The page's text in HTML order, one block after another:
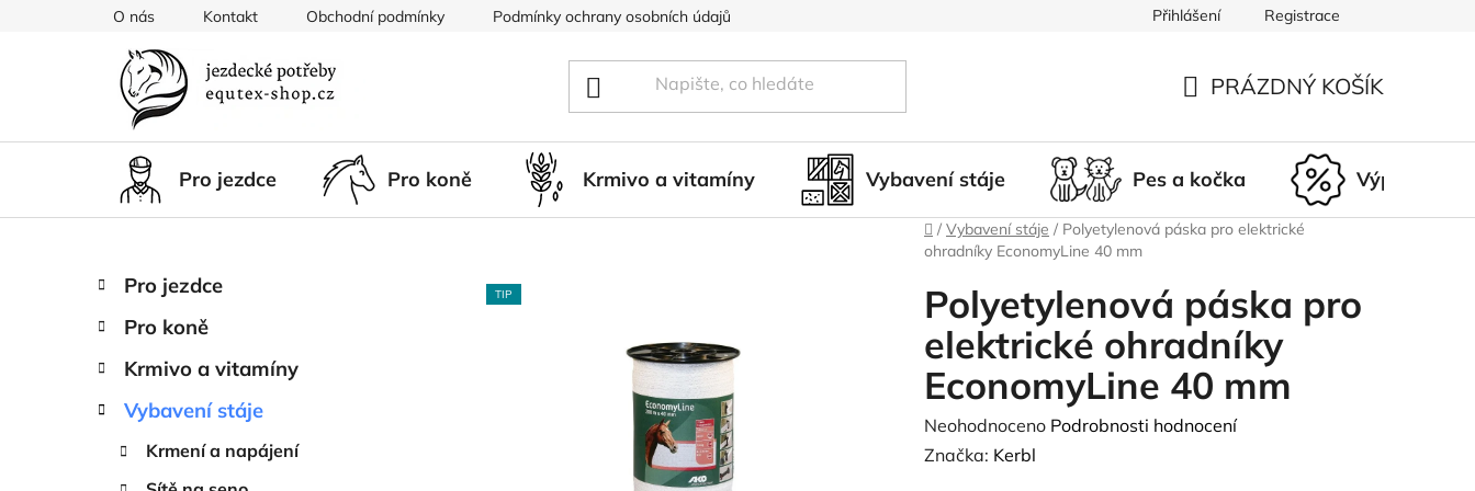
O nás Kontakt Obchodní podmínky Podmínky ochrany osobních údajů Doprava a platba Nepřevzetí zásilky
Přihlášení Registrace
KOŠÍK
PRÁZDNÝ KOŠÍK
Pro jezdce Pro koně Krmivo a vitamíny Vybavení stáje Pes a kočka Výprodej
Domů
/ Vybavení stáje / Polyetylenová páska pro elektrické
ohradníky EconomyLine 40 mm
P
s
t
a
Přeskočit
kategorie
K
a
g
Pro jezdce
Pro koně
Krmivo a vitamíny
Vybavení stáje
Krmení a napájení
Polyetylenová páska pro
elektrické ohradníky
EconomyLine 40 mm
Průměrné
hodnocení
Neohodnoceno Podrobnosti hodnocení
Značka: Kerbl
TIP